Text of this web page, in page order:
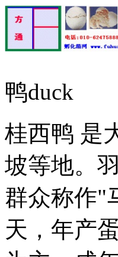
鸭duck
桂西鸭 是
坡等地。
群众称作"
天，年产